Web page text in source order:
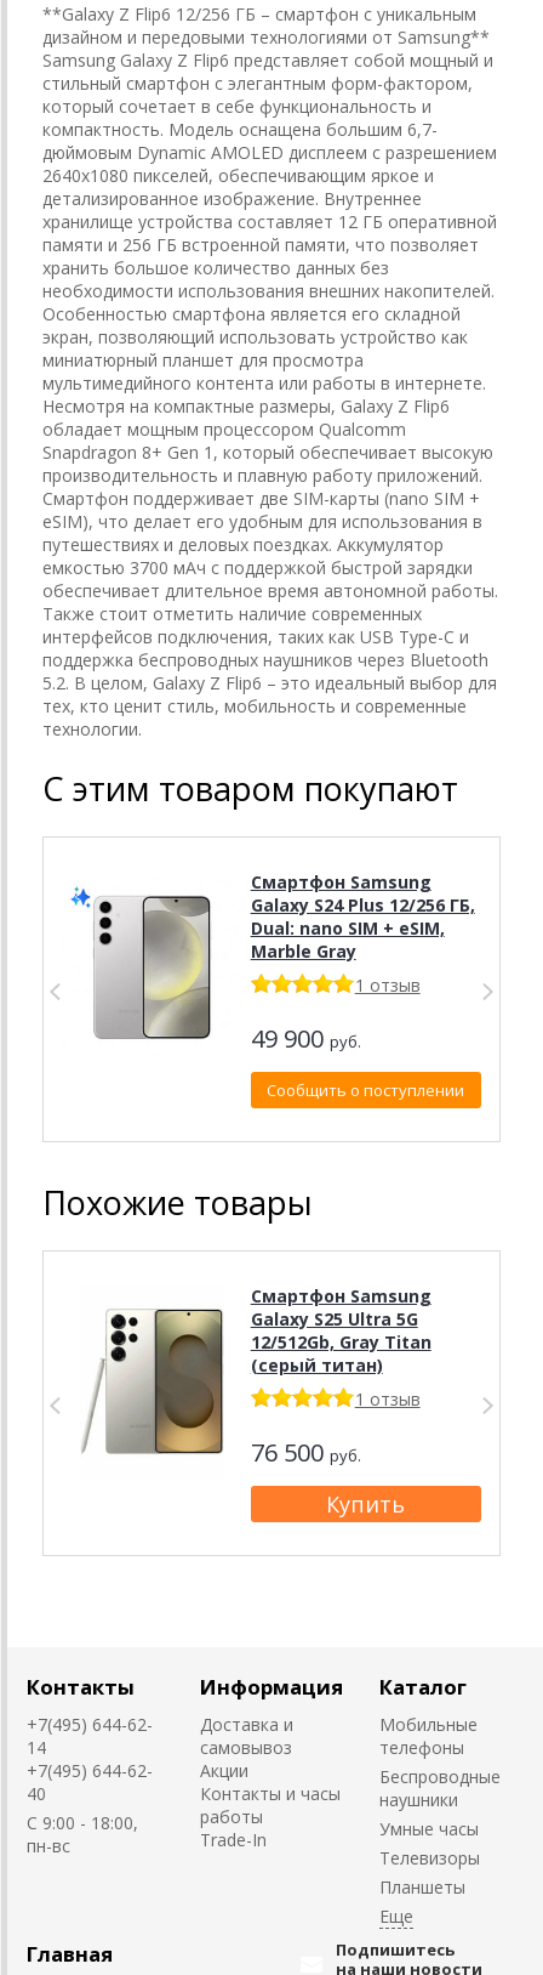
**Galaxy Z Flip6 12/256 ГБ – смартфон с уникальным
дизайном и передовыми технологиями от Samsung**
Samsung Galaxy Z Flip6 представляет собой мощный и
стильный смартфон с элегантным форм-фактором,
который сочетает в себе функциональность и
компактность. Модель оснащена большим 6,7-
дюймовым Dynamic AMOLED дисплеем с разрешением
2640x1080 пикселей, обеспечивающим яркое и
детализированное изображение. Внутреннее
хранилище устройства составляет 12 ГБ оперативной
памяти и 256 ГБ встроенной памяти, что позволяет
хранить большое количество данных без
необходимости использования внешних накопителей.
Особенностью смартфона является его складной
экран, позволяющий использовать устройство как
миниатюрный планшет для просмотра
мультимедийного контента или работы в интернете.
Несмотря на компактные размеры, Galaxy Z Flip6
обладает мощным процессором Qualcomm
Snapdragon 8+ Gen 1, который обеспечивает высокую
производительность и плавную работу приложений.
Смартфон поддерживает две SIM-карты (nano SIM +
eSIM), что делает его удобным для использования в
путешествиях и деловых поездках. Аккумулятор
емкостью 3700 мАч с поддержкой быстрой зарядки
обеспечивает длительное время автономной работы.
Также стоит отметить наличие современных
интерфейсов подключения, таких как USB Type-C и
поддержка беспроводных наушников через Bluetooth
5.2. В целом, Galaxy Z Flip6 – это идеальный выбор для
тех, кто ценит стиль, мобильность и современные
технологии.
С этим товаром покупают
Смартфон Samsung
Galaxy S24 Plus 12/256 ГБ,
Dual: nano SIM + eSIM,
Marble Gray
1 отзыв
49 900 руб.
Сообщить о поступлении
Похожие товары
Смартфон Samsung
Galaxy S25 Ultra 5G
12/512Gb, Gray Titan
(серый титан)
1 отзыв
76 500 руб.
Контакты
+7(495) 644-62-
14
+7(495) 644-62-
40
C 9:00 - 18:00,
пн-вс
Информация
Доставка и
самовывоз
Акции
Контакты и часы
работы
Trade-In
Каталог
Мобильные
телефоны
Беспроводные
наушники
Умные часы
Телевизоры
Планшеты
Главная
Подпишитесь
на наши новости